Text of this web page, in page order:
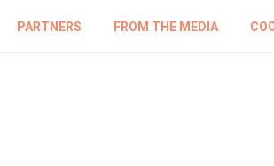
PARTNERS FROM THE MEDIA